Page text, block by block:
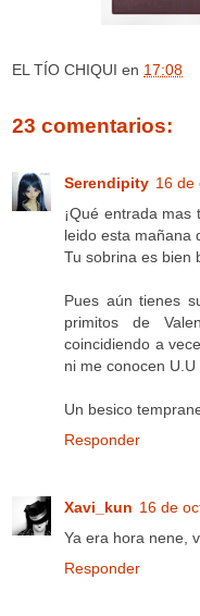
EL TÍO CHIQUI en 17:08
23 comentarios:
Serendipity 16 de
¡Qué entrada
leido esta mañana
Tu sobrina es bien
Pues aún tienes
primitos de
coincidiendo a
ni me conocen U.U
Un besico
Responder
Xavi_kun 16 de
Ya era hora nene,
Responder